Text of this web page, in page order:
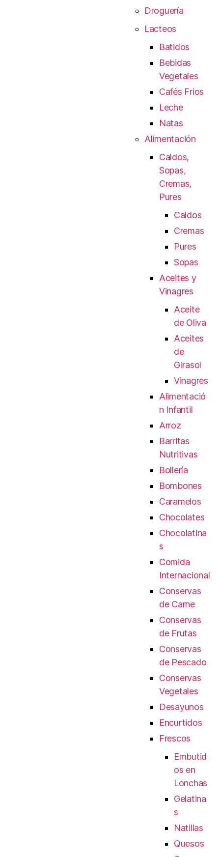
Droguería
Lacteos
Batidos
Bebidas
Vegetales
Cafés Frios
Leche
Natas
Alimentación
Caldos,
Sopas,
Cremas,
Pures
Caldos
Cremas
Pures
Sopas
Aceites y
Vinagres
Aceite
de Oliva
Aceites
de
Girasol
Vinagres
Alimentació
n Infantil
Arroz
Barritas
Nutritivas
Bollería
Bombones
Caramelos
Chocolates
Chocolatina
s
Comida
Internacional
Conservas
de Carne
Conservas
de Frutas
Conservas
de Pescado
Conservas
Vegetales
Desayunos
Encurtidos
Frescos
Embutid
os en
Lonchas
Gelatina
s
Natillas
Quesos